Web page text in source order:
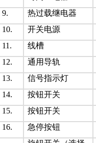
9.
热过载继电器
10.
开关电源
11.
线槽
12.
通用导轨
13.
信号指示灯
14.
按钮开关
15.
按钮开关
16.
急停按钮